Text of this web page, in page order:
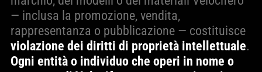
— inclusa la promozione, vendita,
rappresentanza o pubblicazione — costituisce
violazione dei diritti di proprietà intellettuale.
Ogni entità o individuo che operi in nome o